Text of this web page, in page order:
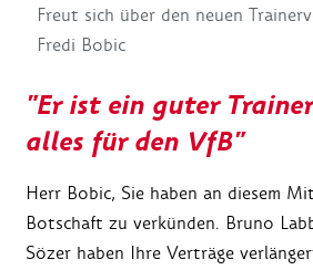
Freut sich über den neuen
Fredi Bobic
"Er ist ein guter
alles für den VfB"
Herr Bobic, Sie haben an diesem
Botschaft zu verkünden. Bruno
Sözer haben Ihre Verträge